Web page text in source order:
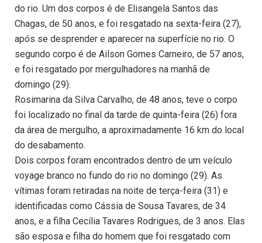
do rio. Um dos corpos é de Elisangela Santos das
Chagas, de 50 anos, e foi resgatado na sexta-feira (27),
após se desprender e aparecer na superfície no rio. O
segundo corpo é de Ailson Gomes Carneiro, de 57 anos,
e foi resgatado por mergulhadores na manhã de
domingo (29).
Rosimarina da Silva Carvalho, de 48 anos, teve o corpo
foi localizado no final da tarde de quinta-feira (26) fora
da área de mergulho, a aproximadamente 16 km do local
do desabamento.
Dois corpos foram encontrados dentro de um veículo
voyage branco no fundo do rio no domingo (29). As
vítimas foram retiradas na noite de terça-feira (31) e
identificadas como Cássia de Sousa Tavares, de 34
anos, e a filha Cecília Tavares Rodrigues, de 3 anos. Elas
são esposa e filha do homem que foi resgatado com